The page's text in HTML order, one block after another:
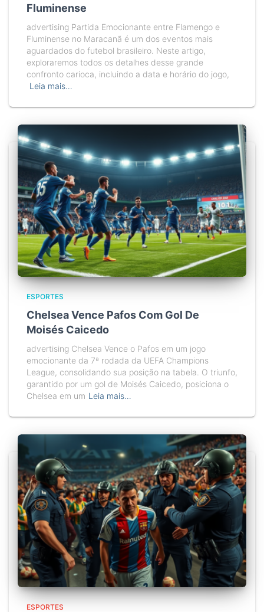
Fluminense
advertising Partida Emocionante entre Flamengo e
Fluminense no Maracanã é um dos eventos mais
aguardados do futebol brasileiro. Neste artigo,
exploraremos todos os detalhes desse grande
confronto carioca, incluindo a data e horário do jogo,
Leia mais…
ESPORTES
Chelsea Vence Pafos Com Gol De
Moisés Caicedo
advertising Chelsea Vence o Pafos em um jogo
emocionante da 7ª rodada da UEFA Champions
League, consolidando sua posição na tabela. O triunfo,
garantido por um gol de Moisés Caicedo, posiciona o
Chelsea em um Leia mais…
ESPORTES